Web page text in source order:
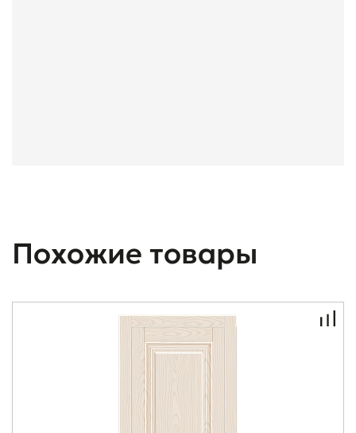
Похожие товары